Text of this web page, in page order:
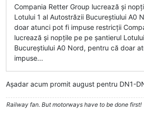
Compania Retter Group lucrează și
Lotului 1 al Autostrăzii Bucureștiului A0
doar atunci pot fi impuse restricții
lucrează și nopțile pe pe șantierul
Bucureștiului A0 Nord, pentru că doar
impuse...
Așadar acum promit august pentru DN1-
Railway fan. But motorways have to be done first!